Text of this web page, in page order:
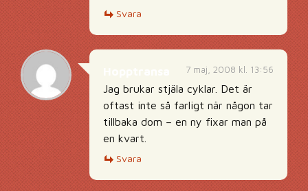
Svara
7 maj, 2008 kl. 13:56
Jag brukar stjäla cyklar. Det är
oftast inte så farligt när någon tar
tillbaka dom – en ny fixar man på
en kvart.
Svara